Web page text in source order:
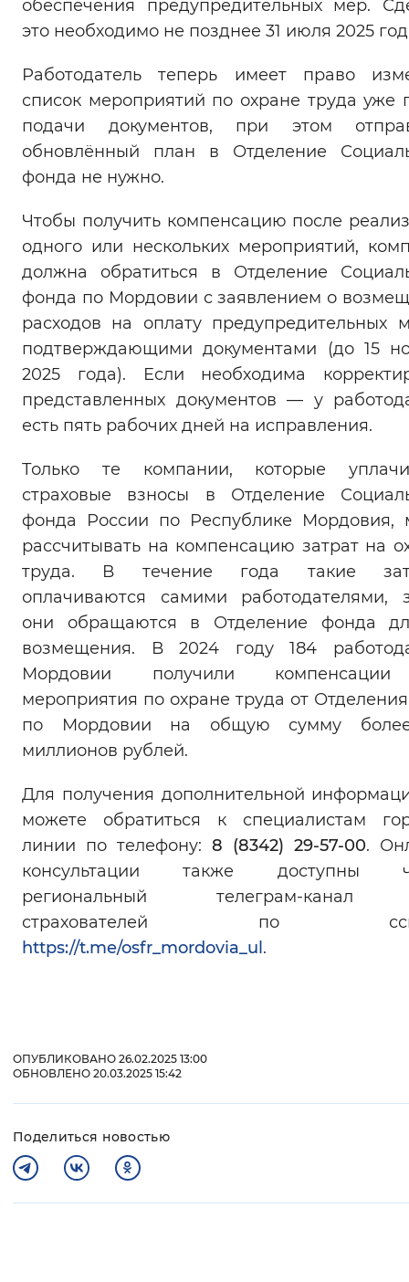
Воспроизвести Остановить
Вернуть стандартные настройки
обеспечения предупредительных мер.
это необходимо не позднее 31 июля 2025
Работодатель теперь имеет право
список мероприятий по охране труда уже
подачи документов, при этом
обновлённый план в Отделение
фонда не нужно.
Чтобы получить компенсацию после
одного или нескольких мероприятий,
должна обратиться в Отделение
фонда по Мордовии с заявлением о
расходов на оплату предупредительных
подтверждающими документами (до 15
2025 года). Если необходима
представленных документов — у
есть пять рабочих дней на исправления.
Только те компании, которые
страховые взносы в Отделение
фонда России по Республике Мордовия,
рассчитывать на компенсацию затрат на
труда. В течение года такие
оплачиваются самими работодателями,
они обращаются в Отделение фонда
возмещения. В 2024 году 184
Мордовии получили
мероприятия по охране труда от
по Мордовии на общую сумму
миллионов рублей.
Для получения дополнительной
можете обратиться к специалистам
линии по телефону: 8 (8342) 29-57-00.
консультации также доступны
региональный телеграм-канал
страхователей по
https://t.me/osfr_mordovia_ul .
ОПУБЛИКОВАНО 26.02.2025 13:00
ОБНОВЛЕНО 20.03.2025 15:42
Поделиться новостью